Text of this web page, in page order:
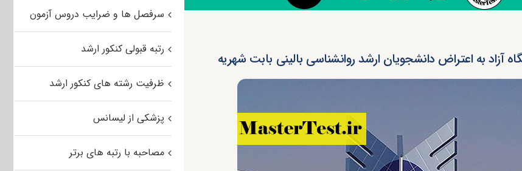
آزاد به اعتراض دانشجویان ارشد روانشناسی بالینی بابت شهریه
سرفصل ها و ضرایب دروس آزمون
رتبه قبولی کنکور ارشد
ظرفیت رشته های کنکور ارشد
پزشکی از لیسانس
مصاحبه با رتبه های برتر